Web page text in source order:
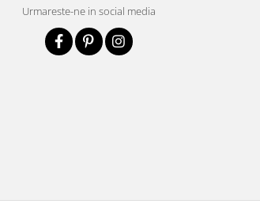
Urmareste-ne in social media